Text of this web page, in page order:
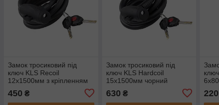
Замок тросиковий під
ключ KLS Recoil
12х1500мм з кріпленням
450 ₴
Замок тросиковий під
ключ KLS Hardcoil
15х1500мм чорний
630 ₴ 220